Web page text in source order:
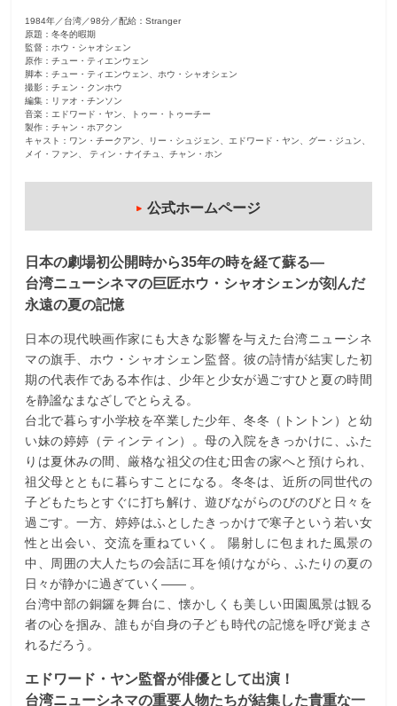
街
で
1984年／台湾／98分／配給：Stranger
原題：冬冬的暇期
監督：ホウ・シャオシェン
原作：チュー・ティエンウェン
脚本：チュー・ティエンウェン、ホウ・シャオシェン
撮影：チェン・クンホウ
編集：リァオ・チンソン
音楽：エドワード・ヤン、トゥー・トゥーチー
製作：チャン・ホアクン
キャスト：ワン・チークアン、リー・シュジェン、エドワード・ヤン、グー・ジュン、
メイ・ファン、 ティン・ナイチュ、チャン・ホン
公式ホームページ
日本の劇場初公開時から35年の時を経て蘇る―
台湾ニューシネマの巨匠ホウ・シャオシェンが刻んだ
永遠の夏の記憶
日本の現代映画作家にも大きな影響を与えた台湾ニューシネ
マの旗手、ホウ・シャオシェン監督。彼の詩情が結実した初
期の代表作である本作は、少年と少女が過ごすひと夏の時間
を静謐なまなざしでとらえる。
台北で暮らす小学校を卒業した少年、冬冬（トントン）と幼
い妹の婷婷（ティンティン）。母の入院をきっかけに、ふた
りは夏休みの間、厳格な祖父の住む田舎の家へと預けられ、
祖父母とともに暮らすことになる。冬冬は、近所の同世代の
子どもたちとすぐに打ち解け、遊びながらのびのびと日々を
過ごす。一方、婷婷はふとしたきっかけで寒子という若い女
性と出会い、交流を重ねていく。 陽射しに包まれた風景の
中、周囲の大人たちの会話に耳を傾けながら、ふたりの夏の
日々が静かに過ぎていく―― 。
台湾中部の銅鑼を舞台に、懐かしくも美しい田園風景は観る
者の心を掴み、誰もが自身の子ども時代の記憶を呼び覚まさ
れるだろう。
エドワード・ヤン監督が俳優として出演！
台湾ニューシネマの重要人物たちが結集した貴重な一